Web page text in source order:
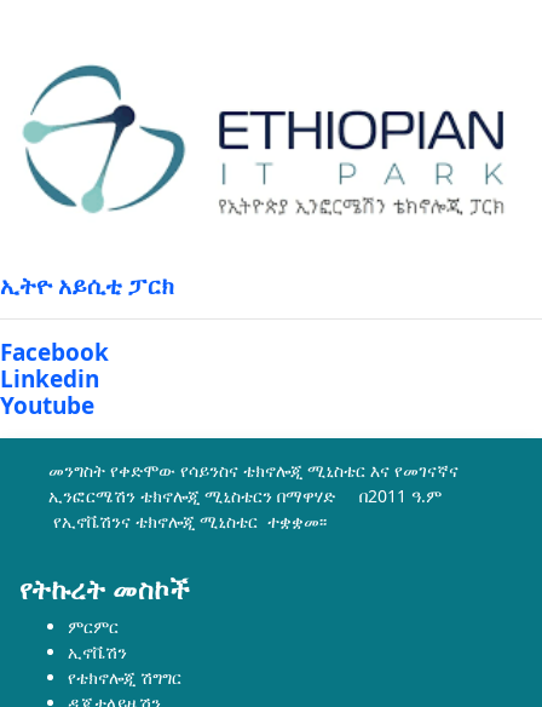
Facebook
Linkedin
Youtube
መንግስት የቀድሞው የሳይንስና ቴክኖሎጂ ሚኒስቴር እና የመገናኛና
ኢንፎርሜሽን ቴክኖሎጂ ሚኒስቴርን በማዋሃድ በ2011 ዓ.ም
የኢኖቬሽንና ቴክኖሎጂ ሚኒስቴር ተቋቋመ፡፡
ምርምር
ኢኖቬሽን
የቴክኖሎጂ ሽግግር
ዲጂታላይዜሽን